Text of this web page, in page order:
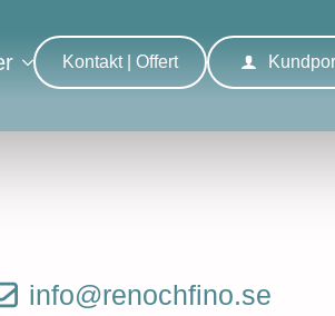
Kontakt | Offert
info@renochfino.se